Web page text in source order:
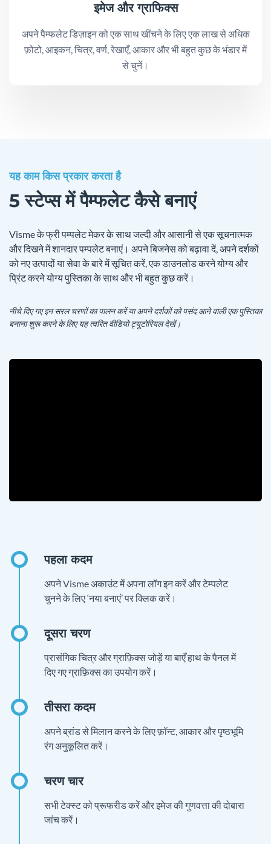
इमेज और ग्राफिक्स
अपने पैम्फलेट डिज़ाइन को एक साथ खींचने के लिए एक लाख से अधिक
फ़ोटो, आइकन, चित्र, वर्ण, रेखाएँ, आकार और भी बहुत कुछ के भंडार में
से चुनें।
यह काम किस प्रकार करता है
5 स्टेप्स में पैम्फलेट कैसे बनाएं
Visme के फ्री पम्पलेट मेकर के साथ जल्दी और आसानी से एक सूचनात्मक
और दिखने में शानदार पम्पलेट बनाएं। अपने बिजनेस को बढ़ावा दें, अपने दर्शकों
को नए उत्पादों या सेवा के बारे में सूचित करें, एक डाउनलोड करने योग्य और
प्रिंट करने योग्य पुस्तिका के साथ और भी बहुत कुछ करें।
नीचे दिए गए इन सरल चरणों का पालन करें या अपने दर्शकों को पसंद आने वाली एक पुस्तिका
बनाना शुरू करने के लिए यह त्वरित वीडियो ट्यूटोरियल देखें।
अपने Visme अकाउंट में अपना लॉग इन करें और टेम्पलेट
चुनने के लिए ‘नया बनाएं’ पर क्लिक करें।
प्रासंगिक चित्र और ग्राफ़िक्स जोड़ें या बाएँ हाथ के पैनल में
दिए गए ग्राफ़िक्स का उपयोग करें।
अपने ब्रांड से मिलान करने के लिए फ़ॉन्ट, आकार और पृष्ठभूमि
रंग अनुकूलित करें।
सभी टेक्स्ट को प्रूफरीड करें और इमेज की गुणवत्ता की दोबारा
जांच करें।